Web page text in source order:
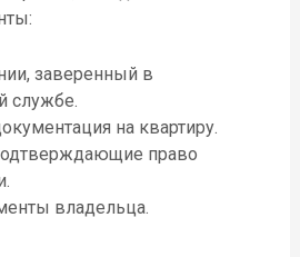
заверенный в
службе.
на квартиру.
право
владельца.